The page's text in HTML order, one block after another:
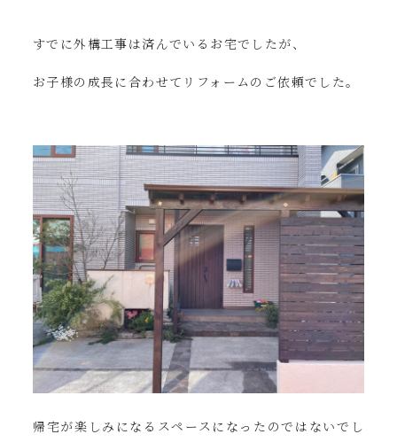
すでに外構工事は済んでいるお宅でしたが、
お子様の成長に合わせてリフォームのご依頼でした。
帰宅が楽しみになるスペースになったのではないでし